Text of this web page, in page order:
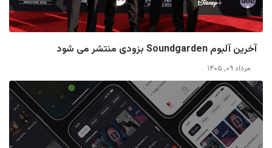
آخرین آلبوم Soundgarden بزودی منتشر می شود
مرداد ۰۹, ۱۴۰۵